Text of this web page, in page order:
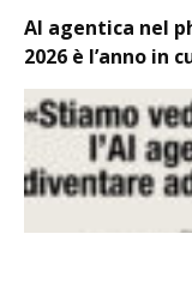
AI agentica nel
2026 è l’anno in